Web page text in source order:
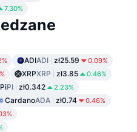
7.30%
ADIADI zł25.59 0.09%
XRPXRP zł3.85 0.46%
PiPI zł0.342 2.23%
CardanoADA zł0.74 0.46%